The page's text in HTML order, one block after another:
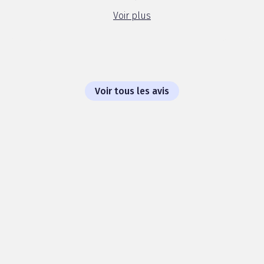
même si la barquette peut être un
peu petite pour les gros mangeurs. ...
Voir plus
Voir tous les avis